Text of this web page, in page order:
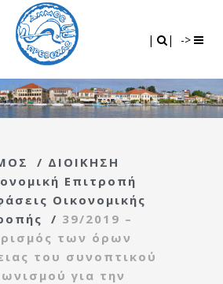
| | ->
/ ΔΙΟΙΚΗΣΗ
Επιτροπή
Οικονομικής
/ 39/2019 –
των όρων
του συνοπτικού
για την